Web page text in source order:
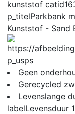
kunststof catid
p_titelParkbank
Kunststof - Sand
p_usps
Geen
Gerecycled
Levenslange
labelLevensduur